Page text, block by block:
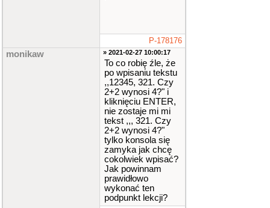
P-178176
monikaw » 2021-02-27 10:00:17
To co robię źle, że
po wpisaniu tekstu
,,12345, 321. Czy
2+2 wynosi 4?" i
kliknięciu ENTER,
nie zostaje mi mi
tekst ,,, 321. Czy
2+2 wynosi 4?"
tylko konsola się
zamyka jak chcę
cokolwiek wpisać?
Jak powinnam
prawidłowo
wykonać ten
podpunkt lekcji?